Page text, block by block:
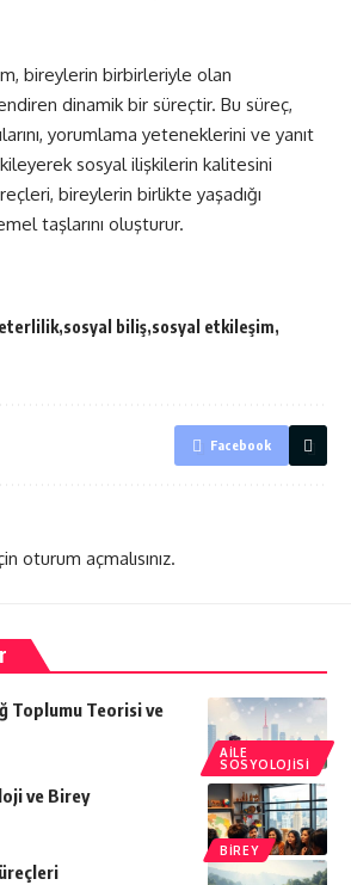
bireylerin birbirleriyle olan
dinamik bir süreçtir. Bu süreç,
yorumlama yeteneklerini ve yanıt
sosyal ilişkilerin kalitesini
bireylerin birlikte yaşadığı
taşlarını oluşturur.
sosyal biliş sosyal etkileşim
Facebook
oturum açmalısınız.
AILE
SOSYOLOJISI
Toplumu Teorisi ve
BIREY
ve Birey